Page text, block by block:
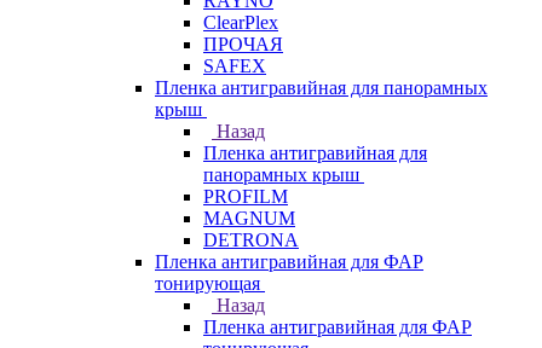
ClearPlex
ПРОЧАЯ
SAFEX
Пленка антигравийная для панорамных
крыш
Назад
Пленка антигравийная для
панорамных крыш
PROFILM
MAGNUM
DETRONA
Пленка антигравийная для ФАР
тонирующая
Назад
Пленка антигравийная для ФАР